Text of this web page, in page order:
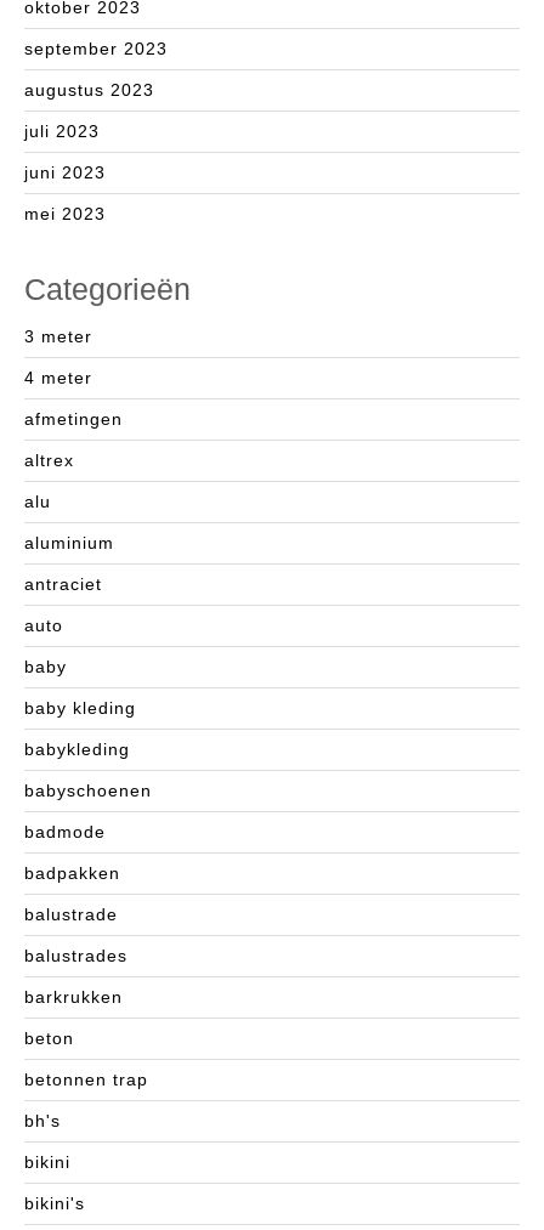
oktober 2023
september 2023
augustus 2023
juli 2023
juni 2023
mei 2023
Categorieën
3 meter
4 meter
afmetingen
altrex
alu
aluminium
antraciet
auto
baby
baby kleding
babykleding
babyschoenen
badmode
badpakken
balustrade
balustrades
barkrukken
beton
betonnen trap
bh's
bikini
bikini's